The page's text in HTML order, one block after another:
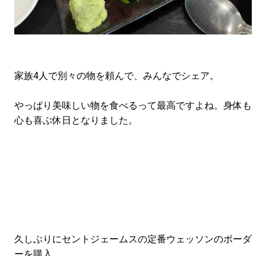
家族4人で別々の物を頼んで、みんなでシェア。
やっぱり美味しい物を食べるって最高ですよね。身体も
心も喜ぶ休日となりました。
久しぶりにセントジェームスの定番ウェッソンのボーダ